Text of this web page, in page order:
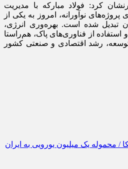
کرد: فولاد مبارکه با مدیریت
پروژه‌های نوآورانه، امروز به یکی از
تبدیل شده است. بهره‌وری انرژی،
از فناوری‌های پاک، هم‌راستا
رشد اقتصادی و صنعتی کشور